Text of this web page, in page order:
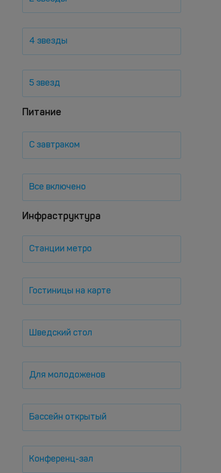
4 звезды
5 звезд
Питание
С завтраком
Все включено
Инфраструктура
Станции метро
Гостиницы на карте
Шведский стол
Для молодоженов
Бассейн открытый
Конференц-зал